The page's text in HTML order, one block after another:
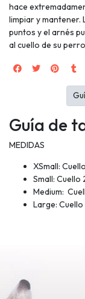
hace
limpiar y mantener.
puntos y el arnés
al cuello de su
Guía de
MEDIDAS
XSmall:
Small: Cuello
Medium:
Large: